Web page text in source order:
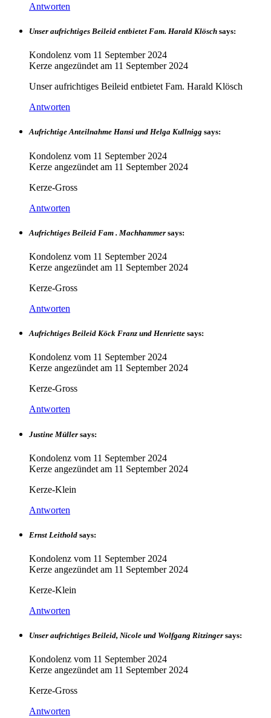
Antworten
Unser aufrichtiges Beileid entbietet Fam. Harald Klösch says:
Kondolenz vom 11 September 2024
Kerze angezündet am 11 September 2024
Unser aufrichtiges Beileid entbietet Fam. Harald Klösch
Antworten
Aufrichtige Anteilnahme Hansi und Helga Kullnigg says:
Kondolenz vom 11 September 2024
Kerze angezündet am 11 September 2024
Kerze-Gross
Antworten
Aufrichtiges Beileid Fam . Machhammer says:
Kondolenz vom 11 September 2024
Kerze angezündet am 11 September 2024
Kerze-Gross
Antworten
Aufrichtiges Beileid Köck Franz und Henriette says:
Kondolenz vom 11 September 2024
Kerze angezündet am 11 September 2024
Kerze-Gross
Antworten
Justine Müller says:
Kondolenz vom 11 September 2024
Kerze angezündet am 11 September 2024
Kerze-Klein
Antworten
Ernst Leithold says:
Kondolenz vom 11 September 2024
Kerze angezündet am 11 September 2024
Kerze-Klein
Antworten
Unser aufrichtiges Beileid, Nicole und Wolfgang Ritzinger says:
Kondolenz vom 11 September 2024
Kerze angezündet am 11 September 2024
Kerze-Gross
Antworten